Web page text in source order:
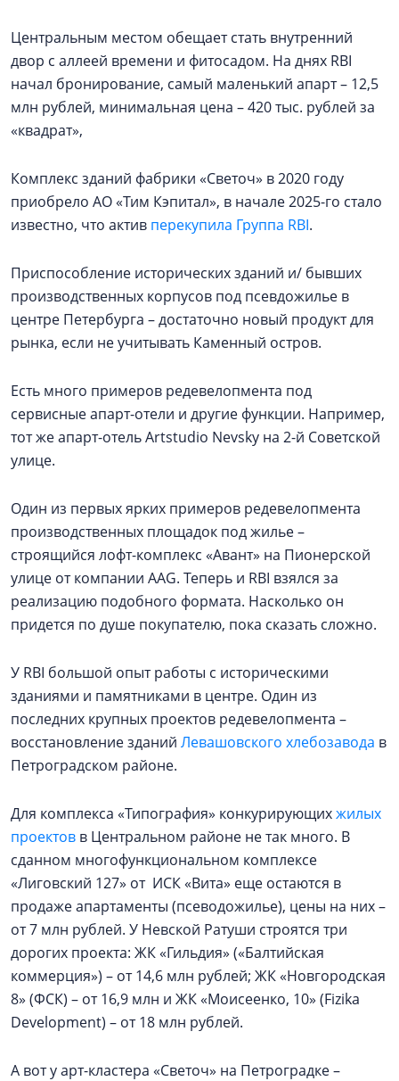
Центральным местом обещает стать внутренний
двор с аллеей времени и фитосадом. На днях RBI
начал бронирование, самый маленький апарт – 12,5
млн рублей, минимальная цена – 420 тыс. рублей за
«квадрат»,
Комплекс зданий фабрики «Светоч» в 2020 году
приобрело АО «Тим Кэпитал», в начале 2025-го стало
известно, что актив перекупила Группа RBI.
Приспособление исторических зданий и/ бывших
производственных корпусов под псевдожилье в
центре Петербурга – достаточно новый продукт для
рынка, если не учитывать Каменный остров.
Есть много примеров редевелопмента под
сервисные апарт-отели и другие функции. Например,
тот же апарт-отель Artstudio Nevsky на 2-й Советской
улице.
Один из первых ярких примеров редевелопмента
производственных площадок под жилье –
строящийся лофт-комплекс «Авант» на Пионерской
улице от компании AAG. Теперь и RBI взялся за
реализацию подобного формата. Насколько он
придется по душе покупателю, пока сказать сложно.
У RBI большой опыт работы с историческими
зданиями и памятниками в центре. Один из
последних крупных проектов редевелопмента –
восстановление зданий Левашовского хлебозавода в
Петроградском районе.
Для комплекса «Типография» конкурирующихжилых
проектов в Центральном районе не так много. В
сданном многофункциональном комплексе
«Лиговский 127» от ИСК «Вита» еще остаются в
продаже апартаменты (псеводожилье), цены на них –
от 7 млн рублей. У Невской Ратуши строятся три
дорогих проекта: ЖК «Гильдия» («Балтийская
коммерция») – от 14,6 млн рублей; ЖК «Новгородская
8» (ФСК) – от 16,9 млн и ЖК «Моисеенко, 10» (Fizika
Development) – от 18 млн рублей.
А вот у арт-кластера «Светоч» на Петроградке –